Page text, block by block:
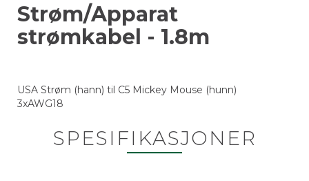
Strøm/Apparat
strømkabel - 1.8m
USA Strøm (hann) til C5 Mickey Mouse (hunn)
3xAWG18
SPESIFIKASJONER